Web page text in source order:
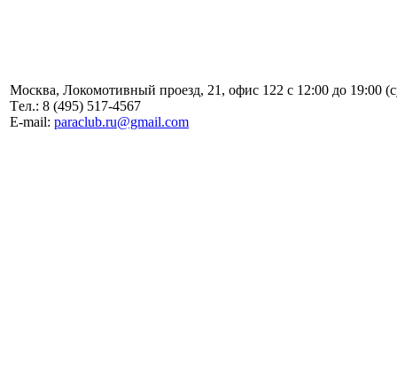
Москва, Локомотивный проезд, 21, офис 122 с 12:00 до 19:00
Tел.: 8 (495) 517-4567
E-mail: paraclub.ru@gmail.com